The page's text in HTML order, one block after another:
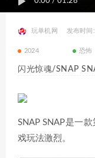
玩单机网 发布时间
2024 恐怖
闪光惊魂/SNAP
SNAP SNAP是一
戏玩法激烈。